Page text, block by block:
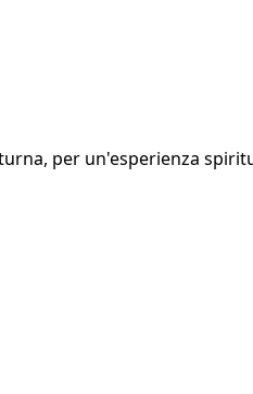
per un'esperienza